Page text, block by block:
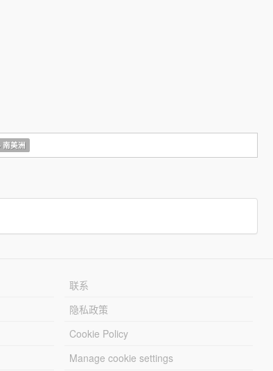
南美洲
联系
隐私政策
Cookie Policy
Manage cookie settings